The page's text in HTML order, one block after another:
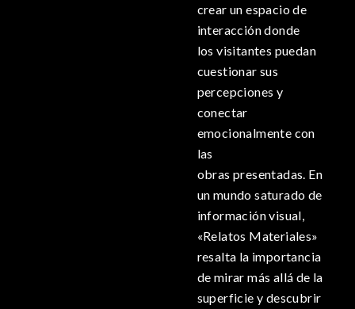
crear un espacio de
interacción donde
los visitantes puedan
cuestionar sus
percepciones y
conectar
emocionalmente con
las
obras presentadas. En
un mundo saturado de
información visual,
«Relatos Materiales»
resalta la importancia
de mirar más allá de la
superficie y descubrir